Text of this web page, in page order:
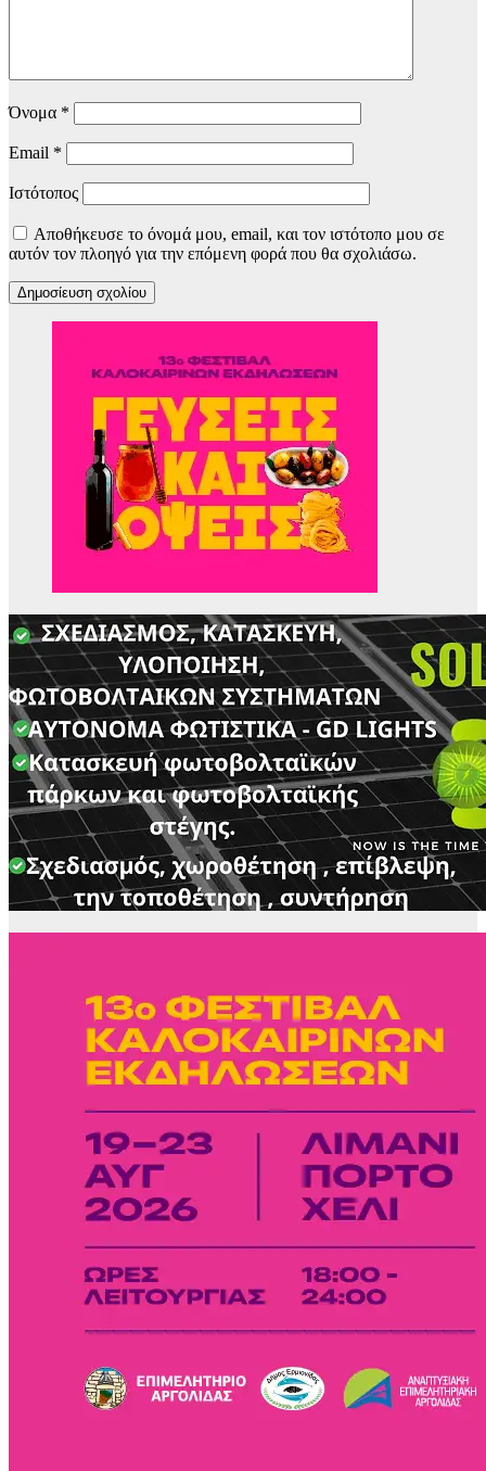
Όνομα *
Email *
Ιστότοπος
Αποθήκευσε το όνομά μου, email, και τον ιστότοπο μου σε
αυτόν τον πλοηγό για την επόμενη φορά που θα σχολιάσω.